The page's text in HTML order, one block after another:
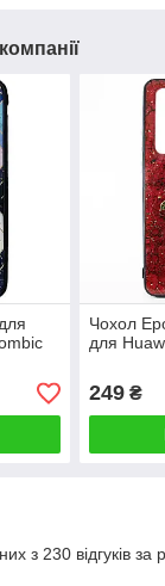
Чохол
для
249₴
з 230 відгуків за